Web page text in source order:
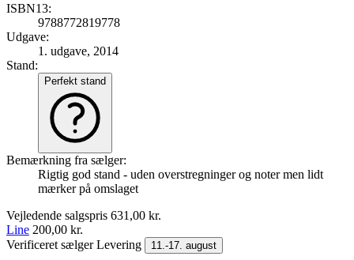
ISBN13:
9788772819778
Udgave:
1. udgave, 2014
Stand:
Perfekt stand
Bemærkning fra sælger:
Rigtig god stand - uden overstregninger og noter men lidt
mærker på omslaget
Vejledende salgspris 631,00 kr.
Line 200,00 kr.
Verificeret sælgerLevering 11.-17. august